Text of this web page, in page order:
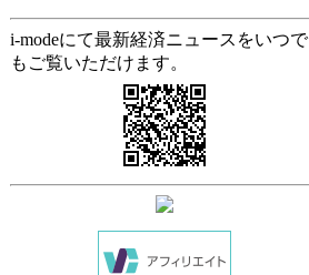
i-modeにて最新経済ニュースをいつで
もご覧いただけます。